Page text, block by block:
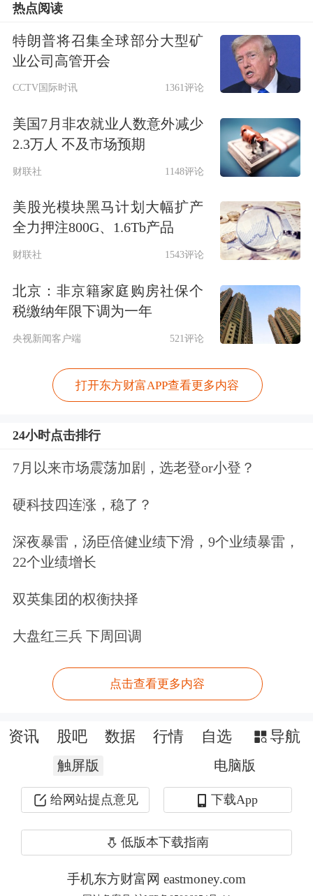
修复，并有效缓解银行息差压力。
温彬进一步谈到，一方面，降准释放更
充足的长期流动性，在后续政府债券供
给高峰时可熨平资金面波动，强化货币
与财政政策的协同效应，稳定社融增
长；另一方面，降准有助于优化银行负
债结构、节约负债成本，在一定程度上
缓解净息差收窄压力，为降低实体经济
融资成本创造空间。此外，为银行体系
提供长期低成本资金，稳定信用扩张，
提升对消费、外贸、科技创新、小微民
企等特定领域和薄弱环节的支持力度，
增强服务实体经济的动力和可持续性。
中信证券首席经济学家明明分析认为，
尽管4月份流动性相对宽松，但5月份政
商业银行注资特别国债均有落地，或贡
降准，一方面能进一步降低商业银行负
债成本，另一方面也是为了配合财政端
发力。
财信金控首席经济学家伍超明在接受
《证券日报》记者采访时表示，阶段性
热点阅读
特朗普将召集全球部分大型矿
业公司高管开会
CCTV国际时讯 1361评论
美国7月非农就业人数意外减少
2.3万人 不及市场预期
财联社 1148评论
美股光模块黑马计划大幅扩产
全力押注800G、1.6Tb产品
财联社 1543评论
北京：非京籍家庭购房社保个
税缴纳年限下调为一年
央视新闻客户端 521评论
打开东方财富APP查看更多内容
24小时点击排行
7月以来市场震荡加剧，选老登or小登？
硬科技四连涨，稳了？
深夜暴雷，汤臣倍健业绩下滑，9个业绩暴雷，
22个业绩增长
双英集团的权衡抉择
大盘红三兵 下周回调
点击查看更多内容
资讯 股吧 数据 行情 自选 导航
触屏版 电脑版
给网站提点意见 下载App
低版本下载指南
手机东方财富网 eastmoney.com